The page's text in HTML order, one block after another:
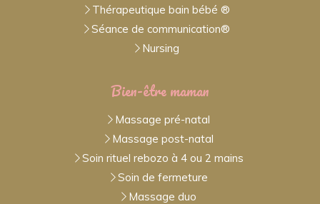
Thérapeutique bain bébé ®
Séance de communication®
Nursing
Bien-être maman
Massage pré-natal
Massage post-natal
Soin rituel rebozo à 4 ou 2 mains
Soin de fermeture
Massage duo